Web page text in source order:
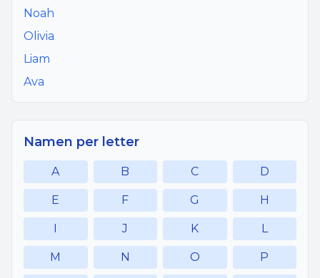
Noah
Olivia
Liam
Ava
Namen per letter
A B C D
E F G H
I J K L
M N O P